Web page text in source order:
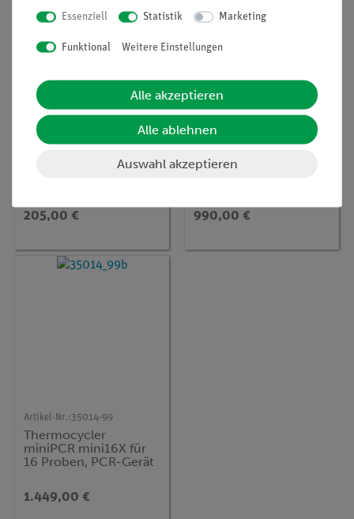
Artikel-Nr.:
205,00 €
Artikel-Nr.:
Genetik für 4
990,00 €
Artikel-Nr.:35014-99
Thermocycler
miniPCR mini16X für
16 Proben, PCR-Gerät
1.449,00 €
Essenziell Statistik Marketing
Funktional Weitere Einstellungen
Alle akzeptieren
Alle ablehnen
Auswahl akzeptieren